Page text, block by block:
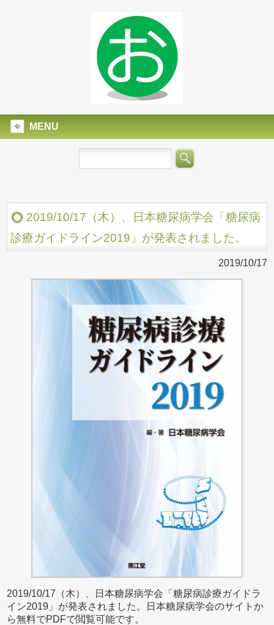
MENU
2019/10/17（木）、日本糖尿病学会「糖尿病
診療ガイドライン2019」が発表されました。
2019/10/17
2019/10/17（木）、日本糖尿病学会「糖尿病診療ガイドラ
イン2019」が発表されました。日本糖尿病学会のサイトか
ら無料でPDFで閲覧可能です。